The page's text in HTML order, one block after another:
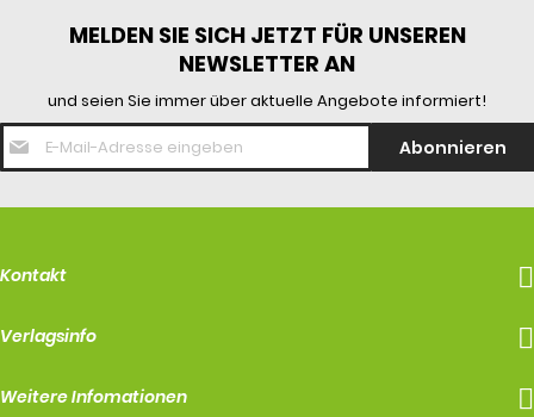
MELDEN SIE SICH JETZT FÜR UNSEREN
NEWSLETTER AN
und seien Sie immer über aktuelle Angebote informiert!
E-
Mail
Adresse
Abonnieren
Kontakt
Verlagsinfo
Weitere Infomationen